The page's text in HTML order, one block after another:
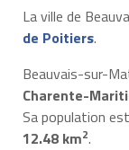
La ville de
de Poitiers.
Beauvais-sur-
Charente-
Sa population
12.48 km2.